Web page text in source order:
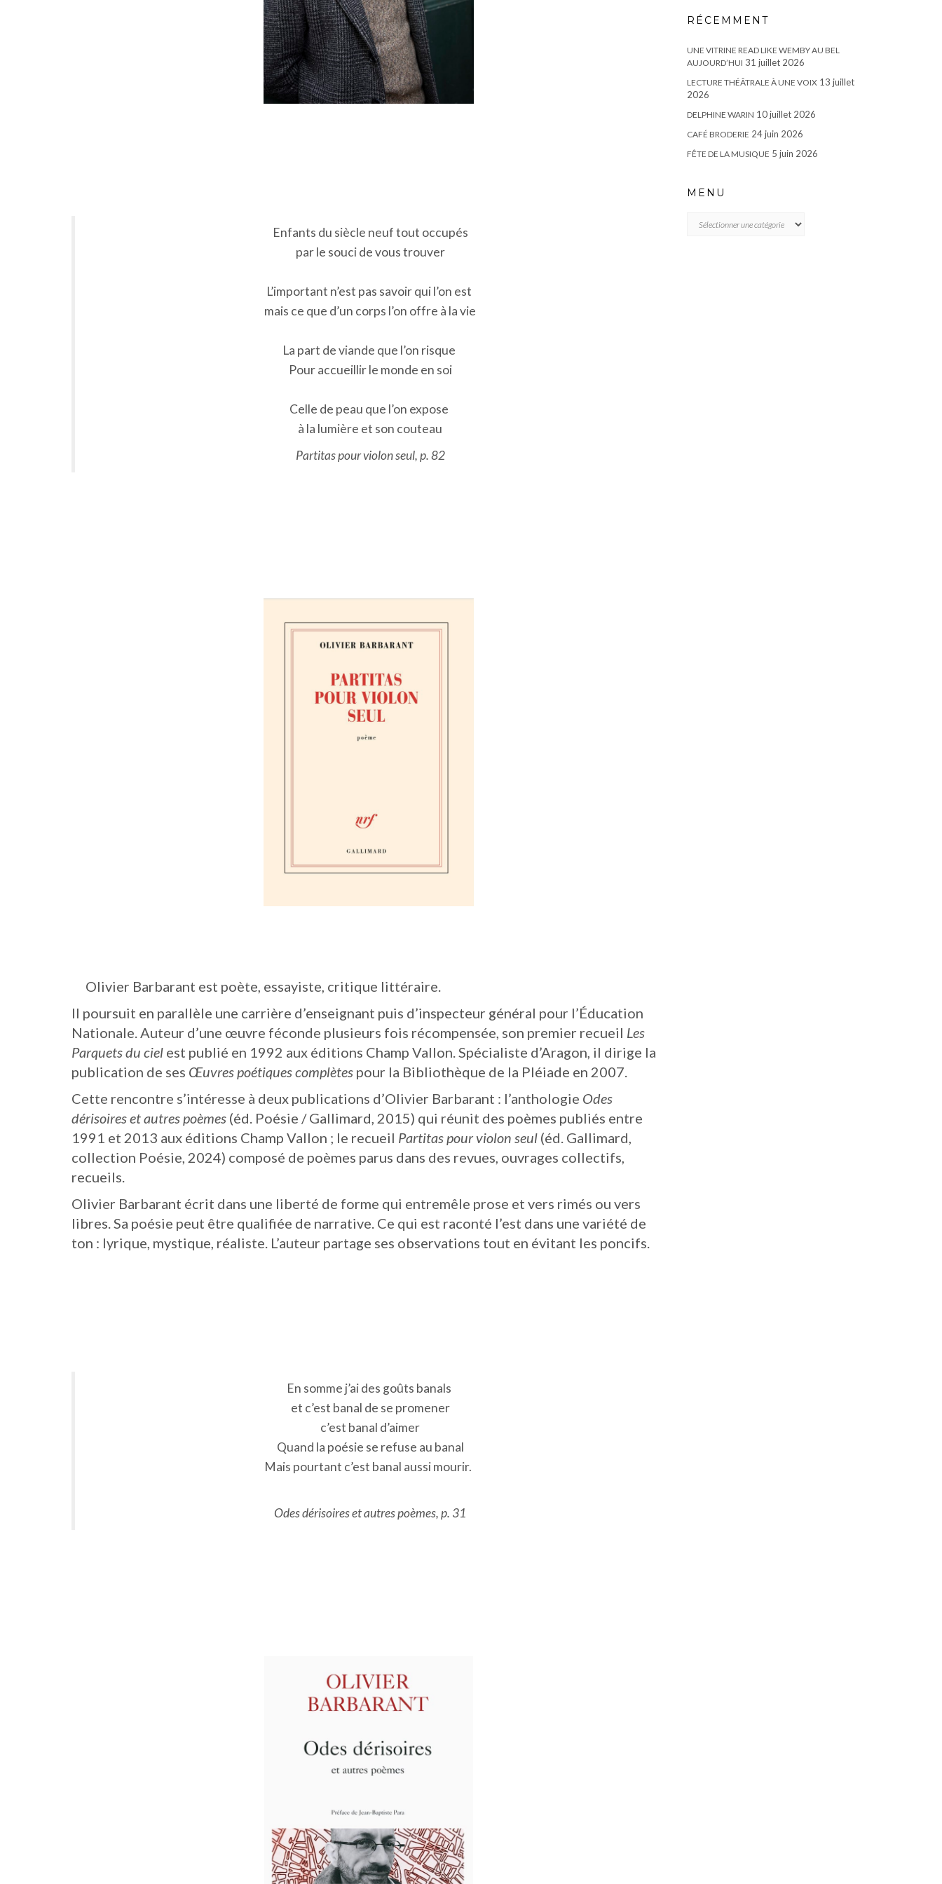
Enfants du siècle neuf tout occupés
par le souci de vous trouver
L’important n’est pas savoir qui l’on est
mais ce que d’un corps l’on offre à la vie
La part de viande que l’on risque
Pour accueillir le monde en soi
Celle de peau que l’on expose
à la lumière et son couteau
Partitas pour violon seul, p. 82
Olivier Barbarant est poète, essayiste, critique littéraire.
Il poursuit en parallèle une carrière d’enseignant puis d’inspecteur général pour l’Éducation
Nationale. Auteur d’une œuvre féconde plusieurs fois récompensée, son premier recueil Les
Parquets du ciel est publié en 1992 aux éditions Champ Vallon. Spécialiste d’Aragon, il dirige la
publication de ses Œuvres poétiques complètes pour la Bibliothèque de la Pléiade en 2007.
Cette rencontre s’intéresse à deux publications d’Olivier Barbarant : l’anthologie Odes
dérisoires et autres poèmes (éd. Poésie / Gallimard, 2015) qui réunit des poèmes publiés entre
1991 et 2013 aux éditions Champ Vallon ; le recueil Partitas pour violon seul (éd. Gallimard,
collection Poésie, 2024) composé de poèmes parus dans des revues, ouvrages collectifs,
recueils.
Olivier Barbarant écrit dans une liberté de forme qui entremêle prose et vers rimés ou vers
libres. Sa poésie peut être qualifiée de narrative. Ce qui est raconté l’est dans une variété de
ton : lyrique, mystique, réaliste. L’auteur partage ses observations tout en évitant les poncifs.
En somme j’ai des goûts banals
et c’est banal de se promener
c’est banal d’aimer
Quand la poésie se refuse au banal
Mais pourtant c’est banal aussi mourir.
Odes dérisoires et autres poèmes, p. 31
RÉCEMMENT
UNE VITRINE READ LIKE WEMBY AU BEL
AUJOURD’HUI 31 juillet 2026
LECTURE THÉÂTRALE À UNE VOIX 13 juillet
2026
DELPHINE WARIN 10 juillet 2026
CAFÉ BRODERIE 24 juin 2026
FÊTE DE LA MUSIQUE 5 juin 2026
MENU